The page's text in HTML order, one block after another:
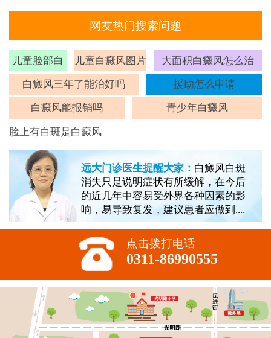
网友热门搜索问题
儿童脸部白
斑
儿童白癜风图片 大面积白癜风怎么治
白癜风三年了能治好吗 援助怎么申请
白癜风能报销吗 青少年白癜风
脸上有白斑是白癜风
远大门诊医生提醒大家： 白癜风白斑
消失只是说明症状有所缓解，在今后
的近几年中容易受外界各种因素的影
响，易导致复发，建议患者应做到....
点击拨打电话
0311-86990555